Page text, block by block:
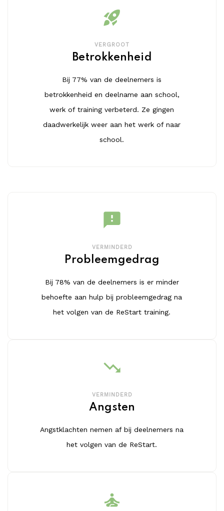
rocket_launch
VERGROOT
Betrokkenheid
Bij 77% van de deelnemers is
betrokkenheid en deelname aan school,
werk of training verbeterd. Ze gingen
daadwerkelijk weer aan het werk of naar
school.
feedback
VERMINDERD
Probleemgedrag
Bij 78% van de deelnemers is er minder
behoefte aan hulp bij probleemgedrag na
het volgen van de ReStart training.
trending_down
VERMINDERD
Angsten
Angstklachten nemen af bij deelnemers na
het volgen van de ReStart.
self_improvement